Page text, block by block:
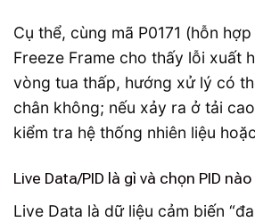
Cụ thể, cùng mã P0171 (hỗn
Freeze Frame cho thấy lỗi xuất
vòng tua thấp, hướng xử lý có
chân không; nếu xảy ra ở tải
kiểm tra hệ thống nhiên liệu
Live Data/PID là gì và chọn PID
Live Data là dữ liệu cảm biến